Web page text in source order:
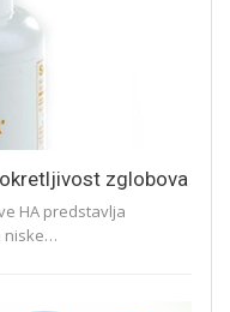
zglobova
HA predstavlja
niske…